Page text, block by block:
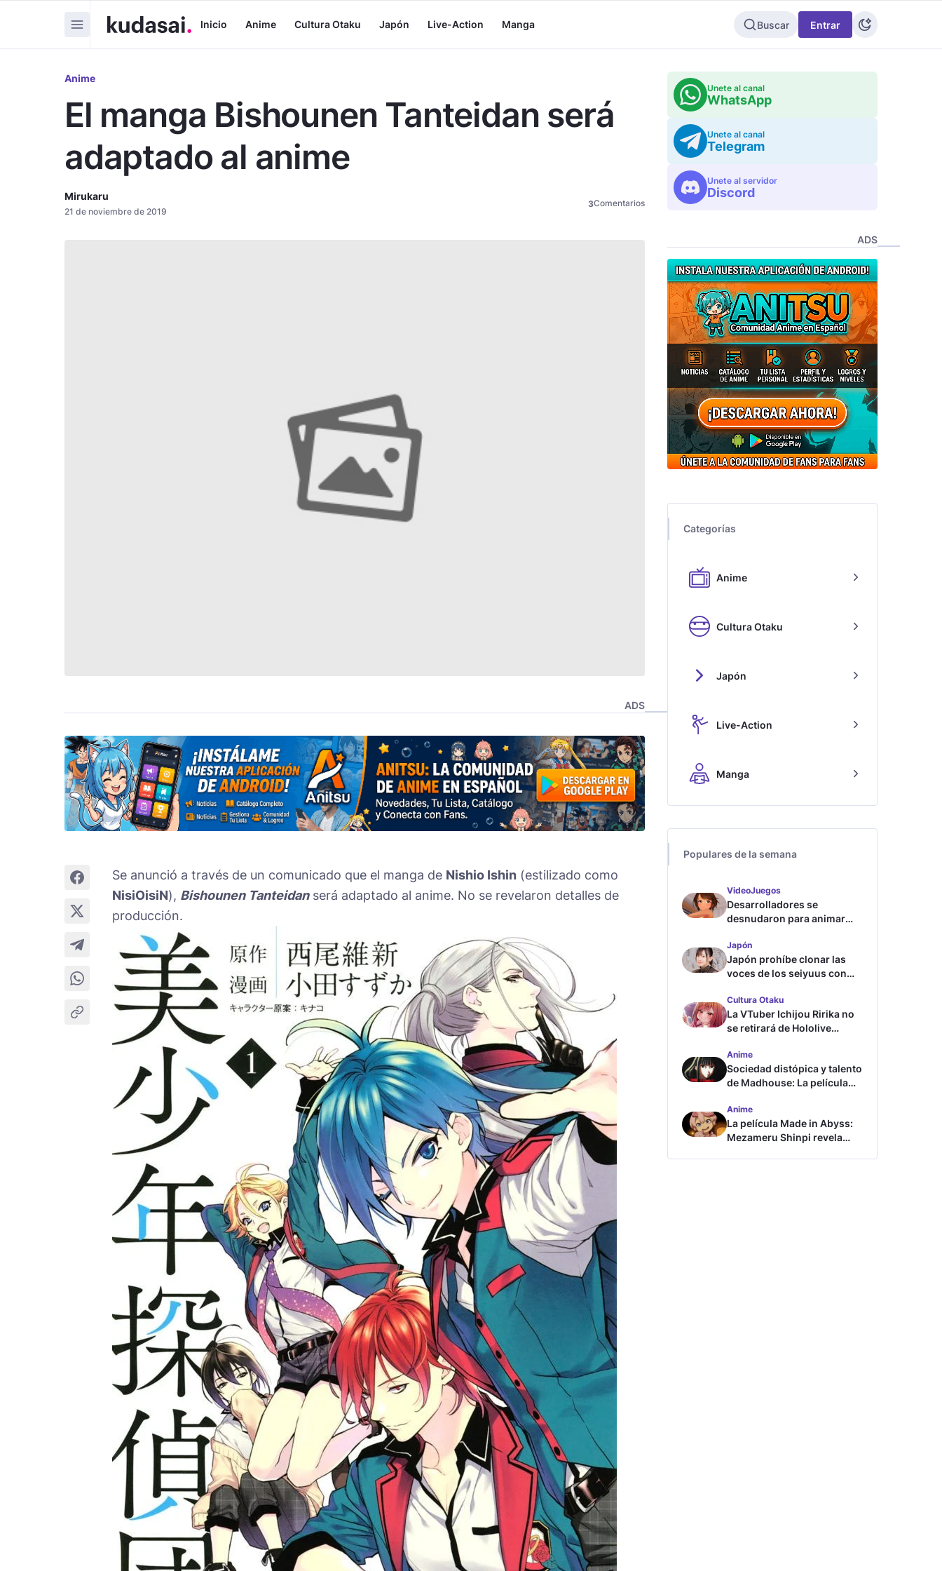
Inicio Anime Cultura Otaku Japón Live-Action Manga Buscar Entrar
Anime
El manga Bishounen Tanteidan será
adaptado al anime
Mirukaru
21 de noviembre de 2019
3Comentarios
ADS
Se anunció a través de un comunicado que el manga de Nishio Ishin (estilizado como
NisiOisiN), Bishounen Tanteidanserá adaptado al anime. No se revelaron detalles de
producción.
Unete al canal
WhatsApp
Unete al canal
Telegram
Unete al servidor
Discord
ADS
Categorías
Anime
Cultura Otaku
Japón
Live-Action
Manga
Populares de la semana
VideoJuegos
Desarrolladores se
desnudaron para animar
Japón
Japón prohíbe clonar las
voces de los seiyuus con
Cultura Otaku
La VTuber Ichijou Ririka no
se retirará de Hololive
Anime
Sociedad distópica y talento
de Madhouse: La película
tráiler
Anime
La película Made in Abyss:
Mezameru Shinpi revela